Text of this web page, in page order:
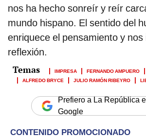
nos ha hecho sonreír y reír
mundo hispano. El sentido del
enriquece el pensamiento y nos
reflexión.
IMPRESA FERNANDO AMPUERO
ALFREDO BRYCE
JULIO RAMÓN RIBEYRO
Prefiero a La República
Google